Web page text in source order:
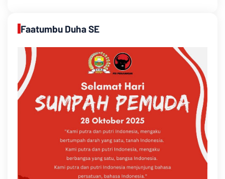
Faatumbu Duha SE